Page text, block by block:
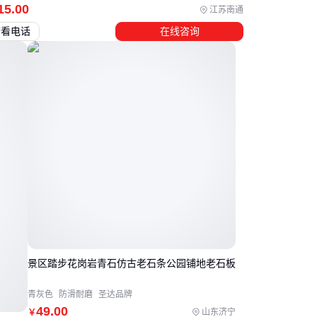
.00 江苏南通
电话 在线咨询
￥49.00 山东济宁
景区踏步花岗岩青石仿古老石条公园铺地老石板
青灰色 防滑耐磨 圣达品牌